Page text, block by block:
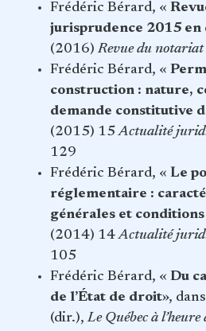
Frédéric Bérard, «
jurisprudence 2015
(2016)Revue du notariat
Frédéric Bérard, «
construction : nature,
demande constitutive
(2015) 15Actualité
129
Frédéric Bérard, « Le
réglementaire :
générales et
(2014) 14Actualité
105
Frédéric Bérard, « Du
de l’État de droit»,
(dir.),Le Québec à